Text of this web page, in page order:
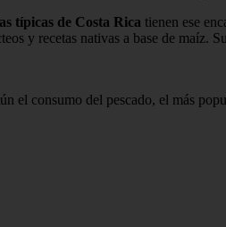
típicas de Costa Rica tienen ese
y recetas nativas a base de maíz.
consumo del pescado, el más